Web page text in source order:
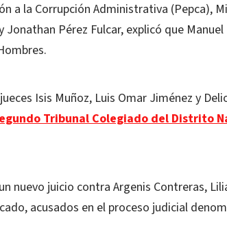
a la Corrupción Administrativa (Pepca),
Jonathan Pérez Fulcar, explicó que
Isis Muñoz, Luis Omar Jiménez y
Tribunal Colegiado del Distrito
nuevo juicio contra Argenis Contreras,
acusados en el proceso judicial